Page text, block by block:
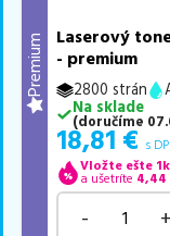
Premium
Laserový
- premium
2800 strán
Na sklade
(doručíme
18,81 € s
Vložte ešte
a ušetríte 4,44
- +